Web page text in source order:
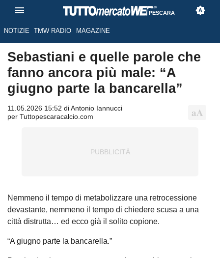
PESCARA
NOTIZIE TMW RADIO MAGAZINE
Sebastiani e quelle parole che
fanno ancora più male: “A
giugno parte la bancarella”
11.05.2026 15:52 di Antonio Iannucci
per Tuttopescaracalcio.com
Nemmeno il tempo di metabolizzare una retrocessione
devastante, nemmeno il tempo di chiedere scusa a una
città distrutta… ed ecco già il solito copione.
“A giugno parte la bancarella.”